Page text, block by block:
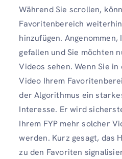
Während Sie scrollen,
Favoritenbereich
hinzufügen.
gefallen und Sie möchten
Videos sehen. Wenn Sie in
Video Ihrem
der Algorithmus ein
Interesse. Er wird
Ihrem FYP mehr solcher
werden. Kurz gesagt, das
zu den Favoriten